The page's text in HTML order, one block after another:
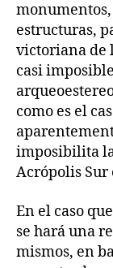
estructuras,
victoriana de
casi
como es el
imposibilita
Acrópolis Sur
En el caso
se hará una
mismos, en